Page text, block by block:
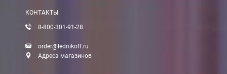
Доставка:
КОНТАКТЫ
8-800-301-91-28
order@lednikoff.ru
Адреса магазинов